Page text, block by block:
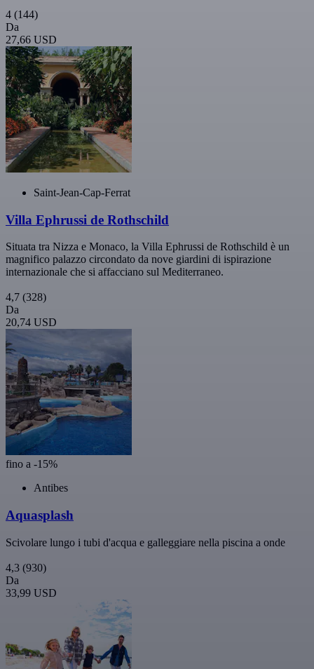
4 (144)
Da
27,66 USD
Saint-Jean-Cap-Ferrat
Villa Ephrussi de Rothschild
Situata tra Nizza e Monaco, la Villa Ephrussi de Rothschild è un
magnifico palazzo circondato da nove giardini di ispirazione
internazionale che si affacciano sul Mediterraneo.
4,7 (328)
Da
20,74 USD
fino a -15%
Antibes
Aquasplash
Scivolare lungo i tubi d'acqua e galleggiare nella piscina a onde
4,3 (930)
Da
33,99 USD